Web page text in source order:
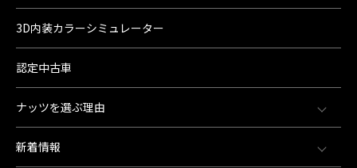
3D内装カラーシミュレーター
認定中古車
ナッツを選ぶ理由
新着情報